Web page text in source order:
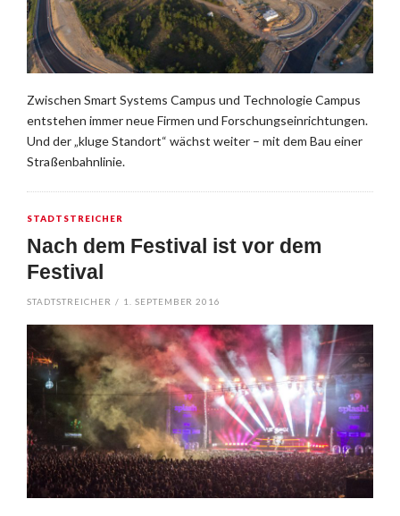
Zwischen Smart Systems Campus und Technologie Campus
entstehen immer neue Firmen und Forschungseinrichtungen.
Und der „kluge Standort“ wächst weiter – mit dem Bau einer
Straßenbahnlinie.
STADTSTREICHER
Nach dem Festival ist vor dem
Festival
STADTSTREICHER / 1. SEPTEMBER 2016